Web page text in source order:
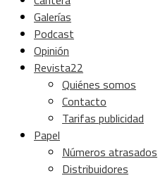
Galerías
Podcast
Opinión
Revista22
Quiénes somos
Contacto
Tarifas publicidad
Papel
Números atrasados
Distribuidores